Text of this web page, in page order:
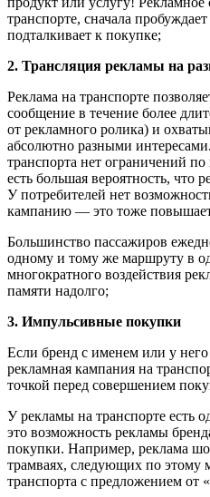
транспорте, сначала
подталкивает к покупке;
2. Трансляция рекламы на
Реклама на транспорте
сообщение в течение более
от рекламного ролика) и
абсолютно разными
транспорта нет ограничений
есть большая вероятность, что
У потребителей нет
кампанию — это тоже
Большинство пассажиров
одному и тому же маршруту в
многократного воздействия
памяти надолго;
3. Импульсивные покупки
Если бренд с именем или у
рекламная кампания на
точкой перед совершением
У рекламы на транспорте есть
это возможность рекламы
покупки. Например, реклама
трамваях, следующих по этому
транспорта с предложением